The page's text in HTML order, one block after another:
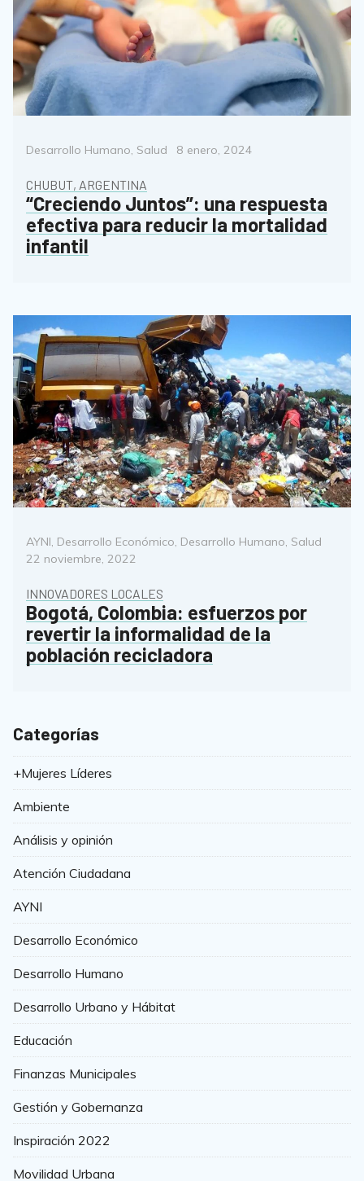
Categorías
Desarrollo Humano, Salud
Posted
8 enero, 2024
CHUBUT, ARGENTINA
“Creciendo Juntos”: una respuesta
efectiva para reducir la mortalidad
infantil
Categorías
AYNI, Desarrollo Económico, Desarrollo Humano, Salud
22 noviembre, 2022
INNOVADORES LOCALES
Bogotá, Colombia: esfuerzos por
revertir la informalidad de la
población recicladora
Categorías
+Mujeres Líderes
Ambiente
Análisis y opinión
Atención Ciudadana
AYNI
Desarrollo Económico
Desarrollo Humano
Desarrollo Urbano y Hábitat
Educación
Finanzas Municipales
Gestión y Gobernanza
Inspiración 2022
Movilidad Urbana